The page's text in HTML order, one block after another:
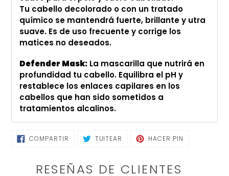
Tu cabello decolorado o con un tratado
químico se mantendrá fuerte, brillante y utra
suave. Es de uso frecuente y corrige los
matices no deseados.
Defender Mask: La mascarilla que nutrirá en
profundidad tu cabello. Equilibra el pH y
restablece los enlaces capilares en los
cabellos que han sido sometidos a
tratamientos alcalinos.
COMPARTIR COMPARTIRTUITEAR TUITEARHACER PIN
RESEÑAS DE CLIENTES